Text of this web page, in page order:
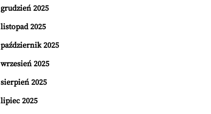
grudzień 2025
listopad 2025
październik 2025
wrzesień 2025
sierpień 2025
lipiec 2025